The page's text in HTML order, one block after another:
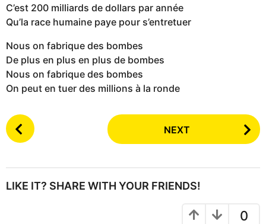
C’est 200 milliards de dollars par année
Qu’la race humaine paye pour s’entretuer
Nous on fabrique des bombes
De plus en plus en plus de bombes
Nous on fabrique des bombes
On peut en tuer des millions à la ronde
P
o
P
NEXT
LIKE IT? SHARE WITH YOUR FRIENDS!
0